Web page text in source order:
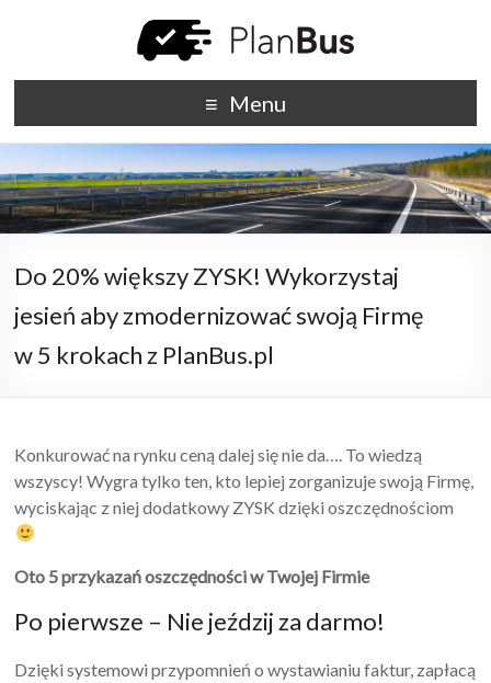
Menu
Do 20% większy ZYSK! Wykorzystaj
jesień aby zmodernizować swoją Firmę
w 5 krokach z PlanBus.pl
Konkurować na rynku ceną dalej się nie da…. To wiedzą
wszyscy! Wygra tylko ten, kto lepiej zorganizuje swoją Firmę,
wyciskając z niej dodatkowy ZYSK dzięki oszczędnościom
Oto 5 przykazań oszczędności w Twojej Firmie
Po pierwsze – Nie jeździj za darmo!
Dzięki systemowi przypomnień o wystawianiu faktur, zapłacą